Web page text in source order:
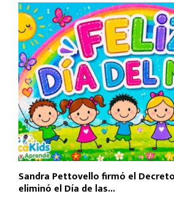
Sandra Pettovello firmó el
eliminó el Día de las...